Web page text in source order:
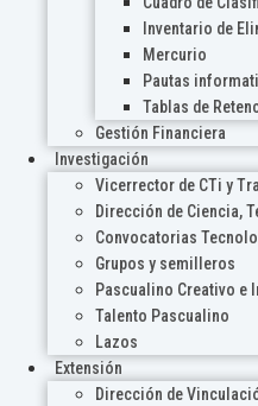
Inventario de
Mercurio
Pautas
Tablas de
Gestión Financiera
Investigación
Vicerrector de CTi y
Dirección de Ciencia,
Convocatorias
Grupos y semilleros
Pascualino Creativo e
Talento Pascualino
Lazos
Extensión
Dirección de